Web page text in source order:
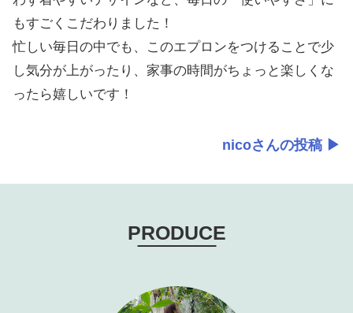
もすごくこだわりました！
忙しい毎日の中でも、このエプロンをつけることで少
し気分が上がったり、家事の時間がちょっと楽しくな
ったら嬉しいです！
nicoさんの投稿 ▶
PRODUCE